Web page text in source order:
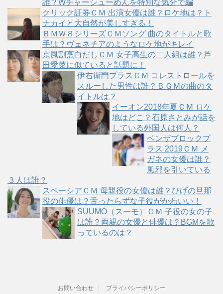
誰？Wチャーシューめんを特別な気分で編
クリック証券ＣＭ 出演女優は誰？ロケ地は？ト
ナカイと大自然が美しすぎる！
ＢＭＷ８シリーズＣＭソング 曲のタイトルと歌
手は？ヴェネチアのようなロケ地がキレイ
京風割烹白だしＣＭ 女子高生の二人組は誰？芦
田愛菜に似ていると話題に！
伊右衛門プラスＣＭ コレストロールを
スルーした男性は誰？ＢＧＭの曲のタ
イトルは？
イーオン2018年夏ＣＭ ロケ
地はどこ？石原さとみが話を
している外国人は何人？
ベンザブロックプ
ラス 2019ＣＭ メ
ガネの女優は誰？
風邪を引いている
３人は誰？
スペーシアＣＭ 母親役の女優は誰？ひげの旦那
役の俳優は？舌ったらずな子役がかわいい！
SUUMO（スーモ）ＣＭ 子役の女の子
は誰？両親の女優と俳優は？BGMを歌
っているのは？
お問い合わせ プライバシーポリシー